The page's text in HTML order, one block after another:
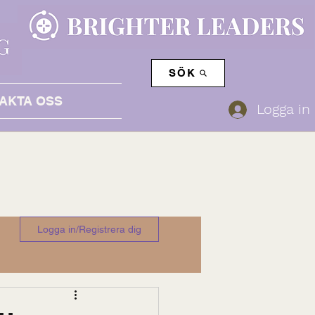
OSS
SÖK
Logga in
Logga in/Registrera dig